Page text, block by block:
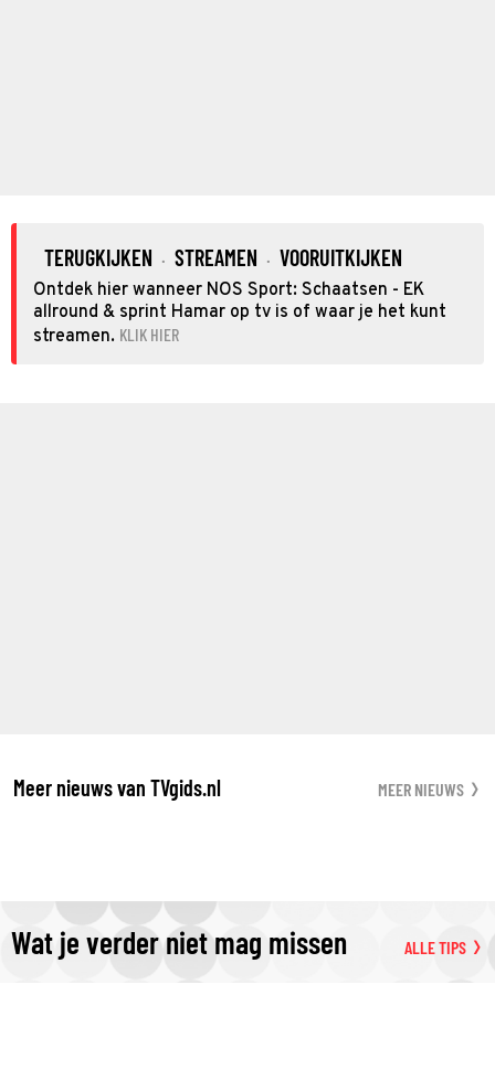
TERUGKIJKEN · STREAMEN · VOORUITKIJKEN
Ontdek hier wanneer NOS Sport: Schaatsen - EK
allround & sprint Hamar op tv is of waar je het kunt
streamen. KLIK HIER
Meer nieuws van TVgids.nl MEER NIEUWS
Wat je verder niet mag missen ALLE TIPS